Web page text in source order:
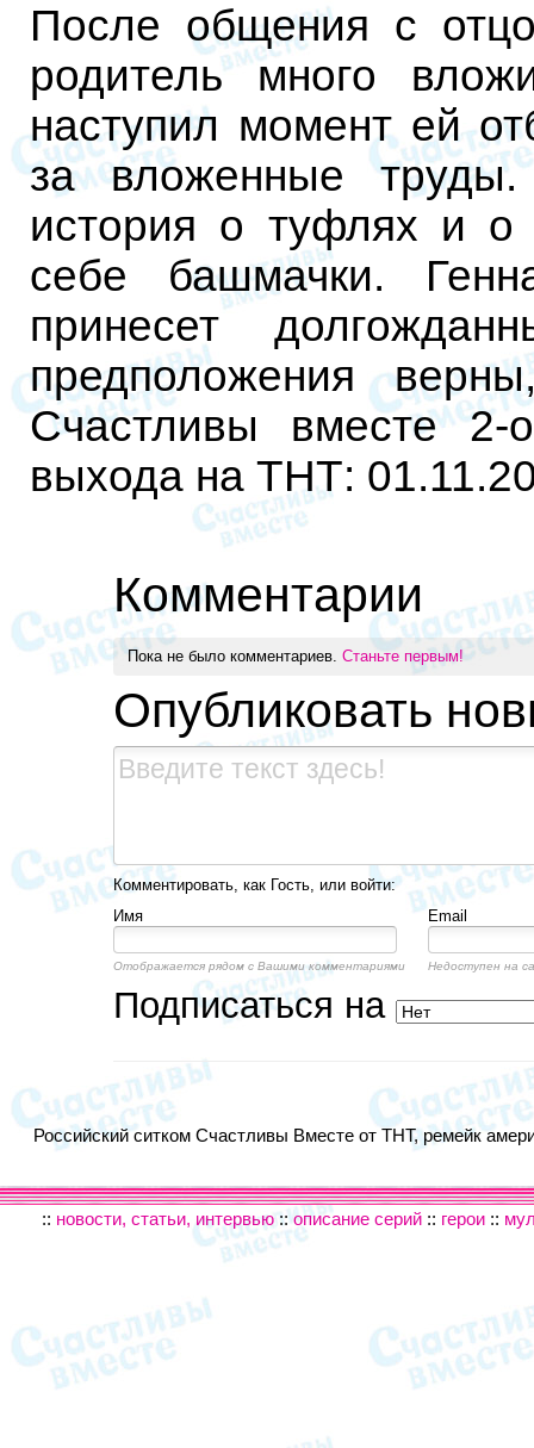
После общения с
родитель много
наступил момент ей
за вложенные труды.
история о туфлях и о
себе башмачки.
принесет
предположения
Счастливы вместе
выхода на ТНТ:
Комментарии
Пока не было комментариев. Станьте первым!
Опубликовать
Комментировать, как Гость, или войти:
Имя
Email
Отображается рядом с Вашими комментариями Недоступен на
Подписаться на
Российский ситком Счастливы Вместе от ТНТ, ремейк
:: новости, статьи, интервью:: описание серий :: герои ::